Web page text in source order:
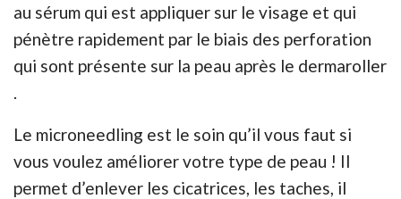
au sérum qui est appliquer sur le visage et qui
pénètre rapidement par le biais des perforation
qui sont présente sur la peau après le dermaroller
Le microneedling est le soin qu’il vous faut si
vous voulez améliorer votre type de peau ! Il
permet d’enlever les cicatrices, les taches, il